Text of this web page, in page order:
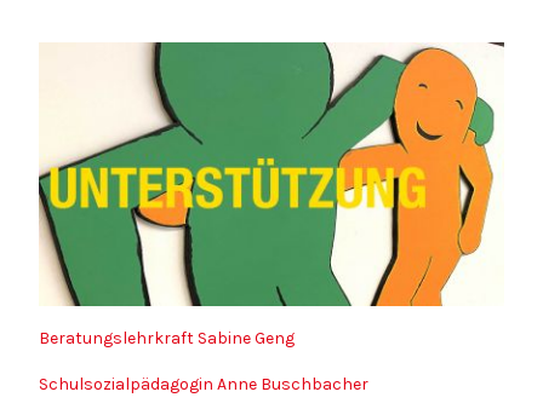
Beratungslehrkraft Sabine Geng
Schulsozialpädagogin Anne Buschbacher